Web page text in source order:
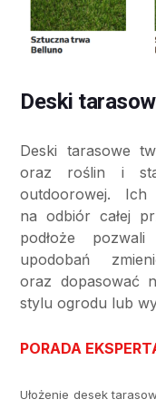
Deski
Deski tarasowe
oraz roślin i
outdoorowej.
na odbiór całej
podłoże
upodobań
oraz dopasować
stylu ogrodu lub
PORADA
Ułożenie desek